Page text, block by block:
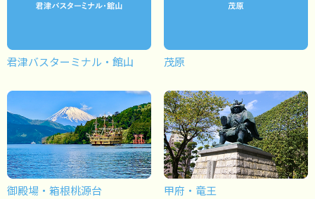
君津バスターミナル・館山 茂原
御殿場・箱根桃源台 甲府・竜王